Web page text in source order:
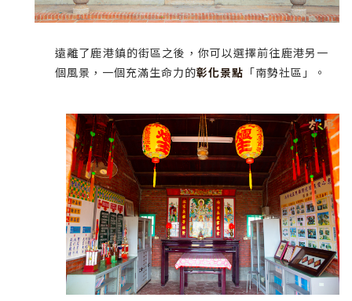
遠離了鹿港鎮的街區之後，你可以選擇前往鹿港另一
個風景，一個充滿生命力的彰化景點 「南勢社區」。